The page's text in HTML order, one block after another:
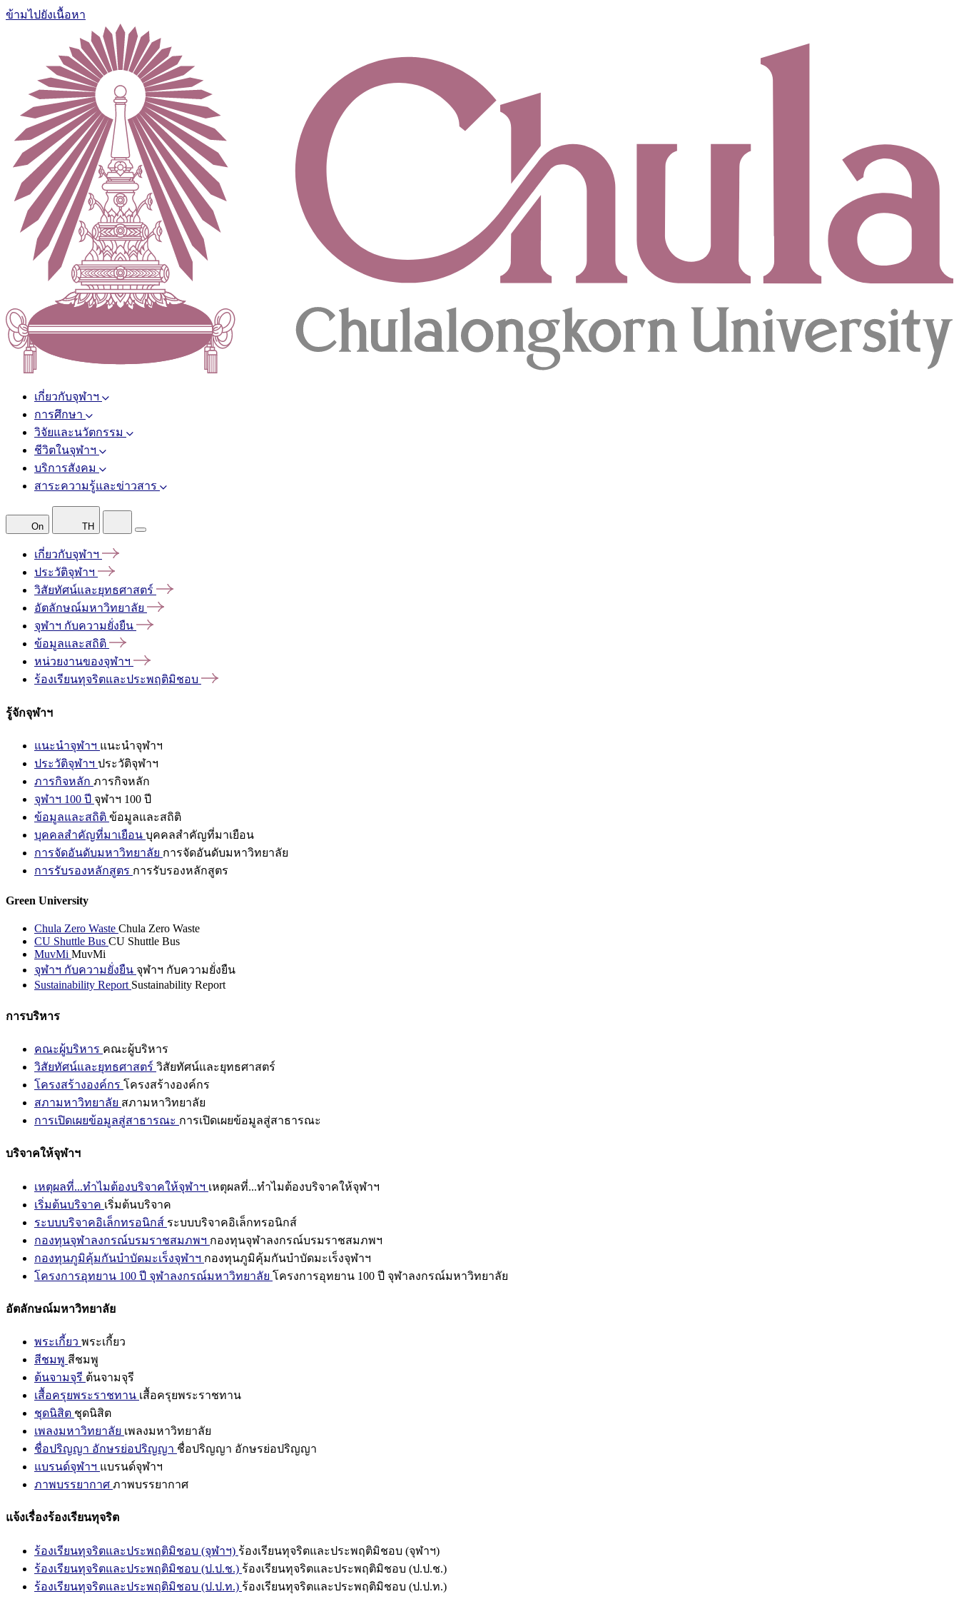
ข้ามไปยังเนื้อหา
เกี่ยวกับจุฬาฯ
การศึกษา
วิจัยและนวัตกรรม
ชีวิตในจุฬาฯ
บริการสังคม
สาระความรู้และข่าวสาร
On TH
เกี่ยวกับจุฬาฯ
ประวัติจุฬาฯ
วิสัยทัศน์และยุทธศาสตร์
อัตลักษณ์มหาวิทยาลัย
จุฬาฯ กับความยั่งยืน
ข้อมูลและสถิติ
หน่วยงานของจุฬาฯ
ร้องเรียนทุจริตและประพฤติมิชอบ
รู้จักจุฬาฯ
แนะนำจุฬาฯ แนะนำจุฬาฯ
ประวัติจุฬาฯ ประวัติจุฬาฯ
ภารกิจหลัก ภารกิจหลัก
จุฬาฯ 100 ปี จุฬาฯ 100 ปี
ข้อมูลและสถิติ ข้อมูลและสถิติ
บุคคลสำคัญที่มาเยือน บุคคลสำคัญที่มาเยือน
การจัดอันดับมหาวิทยาลัย การจัดอันดับมหาวิทยาลัย
การรับรองหลักสูตร การรับรองหลักสูตร
Green University
Chula Zero Waste Chula Zero Waste
CU Shuttle Bus CU Shuttle Bus
MuvMi MuvMi
จุฬาฯ กับความยั่งยืน จุฬาฯ กับความยั่งยืน
Sustainability Report Sustainability Report
การบริหาร
คณะผู้บริหาร คณะผู้บริหาร
วิสัยทัศน์และยุทธศาสตร์ วิสัยทัศน์และยุทธศาสตร์
โครงสร้างองค์กร โครงสร้างองค์กร
สภามหาวิทยาลัย สภามหาวิทยาลัย
การเปิดเผยข้อมูลสู่สาธารณะ การเปิดเผยข้อมูลสู่สาธารณะ
บริจาคให้จุฬาฯ
เหตุผลที่...ทำไมต้องบริจาคให้จุฬาฯ เหตุผลที่...ทำไมต้องบริจาคให้จุฬาฯ
เริ่มต้นบริจาค เริ่มต้นบริจาค
ระบบบริจาคอิเล็กทรอนิกส์ ระบบบริจาคอิเล็กทรอนิกส์
กองทุนจุฬาลงกรณ์บรมราชสมภพฯ กองทุนจุฬาลงกรณ์บรมราชสมภพฯ
กองทุนภูมิคุ้มกันบำบัดมะเร็งจุฬาฯ กองทุนภูมิคุ้มกันบำบัดมะเร็งจุฬาฯ
โครงการอุทยาน 100 ปี จุฬาลงกรณ์มหาวิทยาลัย โครงการอุทยาน 100 ปี จุฬาลงกรณ์มหาวิทยาลัย
อัตลักษณ์มหาวิทยาลัย
พระเกี้ยว พระเกี้ยว
สีชมพู สีชมพู
ต้นจามจุรี ต้นจามจุรี
เสื้อครุยพระราชทาน เสื้อครุยพระราชทาน
ชุดนิสิต ชุดนิสิต
เพลงมหาวิทยาลัย เพลงมหาวิทยาลัย
ชื่อปริญญา อักษรย่อปริญญา ชื่อปริญญา อักษรย่อปริญญา
แบรนด์จุฬาฯ แบรนด์จุฬาฯ
ภาพบรรยากาศ ภาพบรรยากาศ
แจ้งเรื่องร้องเรียนทุจริต
ร้องเรียนทุจริตและประพฤติมิชอบ (จุฬาฯ) ร้องเรียนทุจริตและประพฤติมิชอบ (จุฬาฯ)
ร้องเรียนทุจริตและประพฤติมิชอบ (ป.ป.ช.) ร้องเรียนทุจริตและประพฤติมิชอบ (ป.ป.ช.)
ร้องเรียนทุจริตและประพฤติมิชอบ (ป.ป.ท.) ร้องเรียนทุจริตและประพฤติมิชอบ (ป.ป.ท.)